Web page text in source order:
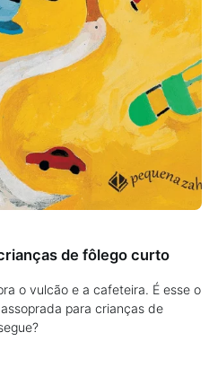
de fôlego curto
o vulcão e a cafeteira. É esse o
para crianças de